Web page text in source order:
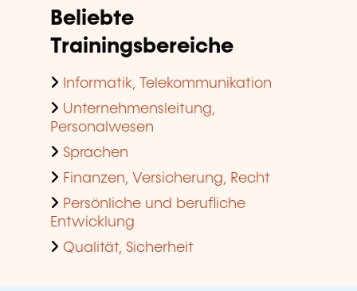
Beliebte
Trainingsbereiche
Informatik, Telekommunikation
Unternehmensleitung,
Personalwesen
Sprachen
Finanzen, Versicherung, Recht
Persönliche und berufliche
Entwicklung
Qualität, Sicherheit